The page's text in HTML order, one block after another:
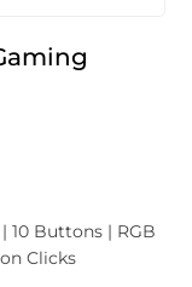
10 Buttons | RGB
Clicks